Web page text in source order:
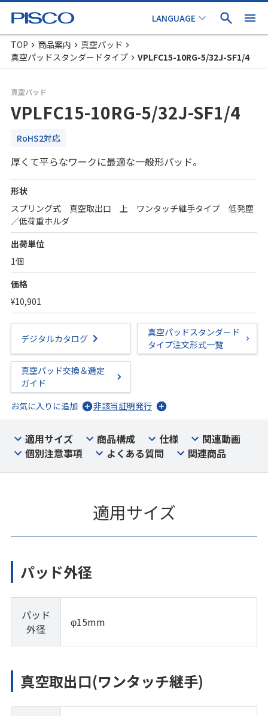
TOP 商品案内
真空パッド
真空パッドスタンダードタイプ
VPLFC15-10RG-5/32J-SF1/4
真空パッド
VPLFC15-10RG-5/32J-SF1/4
RoHS2対応
厚くて平らなワークに最適な一般形パッド。
形状
スプリング式 真空取出口 上 ワンタッチ継手タイプ 低発塵
／低荷重ホルダ
出荷単位
1個
価格
¥10,901
デジタルカタログ
真空パッドスタンダード
タイプ注文形式一覧
真空パッド交換＆選定
ガイド
お気に入りに追加
非該当証明発行
適用サイズ 商品構成 仕様
関連動画
個別注意事項
よくある質問 関連商品
適用サイズ
パッド外径
パッド
外径
φ15mm
真空取出口(ワンタッチ継手)